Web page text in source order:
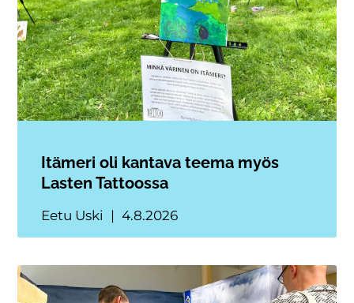
Itämeri oli kantava teema myös
Lasten Tattoossa
Eetu Uski 4.8.2026